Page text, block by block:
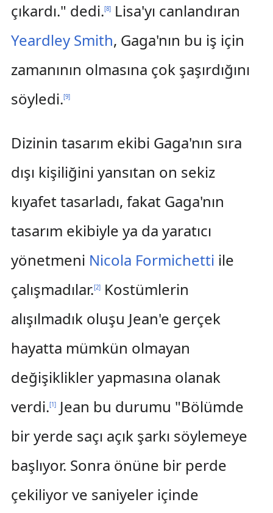
çıkardı." dedi.[8]Lisa'yı canlandıran
Yeardley Smith, Gaga'nın bu iş için
zamanının olmasına çok şaşırdığını
söyledi.[9]
Dizinin tasarım ekibi Gaga'nın sıra
dışı kişiliğini yansıtan on sekiz
kıyafet tasarladı, fakat Gaga'nın
tasarım ekibiyle ya da yaratıcı
yönetmeni Nicola Formichetti ile
çalışmadılar.[2]Kostümlerin
alışılmadık oluşu Jean'e gerçek
hayatta mümkün olmayan
değişiklikler yapmasına olanak
verdi.[1]Jean bu durumu "Bölümde
bir yerde saçı açık şarkı söylemeye
başlıyor. Sonra önüne bir perde
çekiliyor ve saniyeler içinde